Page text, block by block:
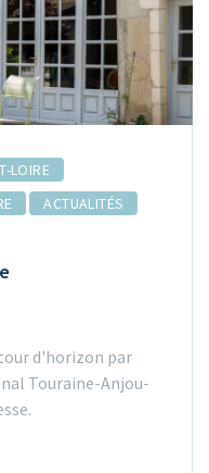
LOIRE
ACTUALITÉS
d'horizon par
Touraine-Anjou-